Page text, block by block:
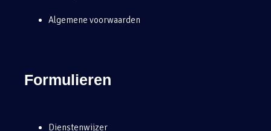
Algemene voorwaarden
Formulieren
Dienstenwijzer